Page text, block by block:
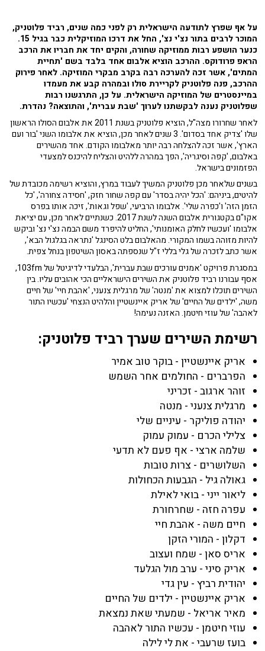
על אף שפרץ לתודעה הישראלית רק לפני כמה שנים, רביד פלוטניק,
המוכר לרבים בתור נצ'י נצ', החל את דרכו המוזיקלית כבר בגיל 15.
כנער הושפע רבות ממוזיקה שחורה, והקים יחד את חבריו את הרכב
הראפ פרודוקס. ההרכב הוציא אלבום אחד בלבד בשם 'תחיית
המתים', אשר זכה להערכה רבה בקרב מבקרי המוזיקה. לאחר פירוק
ההרכב, פנה פלוטניק לקריירת סולו ובמהרה קבע את מעמדו
במיינסטרים של המוזיקה הישראלית. על כן, התרגשנו רבות
שפלוטניק נענה לבקשתנו לערוך 'שבת עברית', והתוצאה? נהדרת.
לאחר שחרורו מצה"ל, הוציא פלוטניק בשנת 2011 את אלבום הסולו הראשון
שלו 'צדיק אחד בסדום'. 3 שנים לאחר מכן, הוציא את אלבומו השני 'בור ועם
הארץ', אשר זכה להצלחה רבה יותר מאלבומו הקודם. אחד מהשירים
באלבום, 'קפה וסיגריה', הפך במהרה ללהיט והצליח להיכנס למצעדי
הפזמונים בישראל.
בשנים שלאחר מכן פלוטניק המשיך לעבוד במרץ, והוציא רשימה מכובדת של
להיטים, ביניהם: 'הכל יהיה בסדר' עם קפה שחור חזק, 'חסידה צחורה', 'כל
הזמן הזה' ו'כפרה שלי'. אלבומו הרביעי, 'שפל וגאות', זיכה אותו בפרס
אקו"ם בקטגורית אלבום השנה לשנת 2017. כשנתיים לאחר מכן, עם יציאת
אלבומו 'ועכשיו לחלק האומנותי', החליט להיפרד משם הבמה נצ'י נצ' וביקש
להיות מזוהה בשמו המקורי. מהאלבום בלט הסינגל 'נתראה בגלגול הבא',
אשר כתב לזכרה של גלי בללי ז"ל שנספתה באסון השיטפון בנחל צפית.
במסגרת פרויקט 'אמנים עורכים שבת עברית', הבלעדי לדיגיטל של 103fm,
אסף עבורנו רביד פלוטניק את השירים הישראליים הכי אהובים עליו. בין
השירים תוכלו למצוא את 'מנטה' של מרגלית צנעני, 'אהבת חיי' של חיים
משה, 'ילדים של החיים' של אריק איינשטיין והלהיט הנצחי 'עכשיו התור
לאהבה' של עוזי חיטמן. האזנה נעימה!
רשימת השירים שערך רביד פלוטניק:
אריק איינשטיין - בוקר טוב אמיר
הפרברים - החולמים אחר השמש
זוהר ארגוב - זכריני
מרגלית צנעני - מנטה
יהודה פוליקר - עיניים שלי
צלילי הכרם - עמוק עמוק
שלמה ארצי - אף פעם לא תדעי
השלושרים - צרות טובות
גאולה גיל - הגבעות הכחולות
ליאור ייני - בואי לאילת
עפרה חזה - שחרחורת
חיים משה - אהבת חיי
דקלון - המורי הזקן
אריס סאן - שמח ועצוב
אריק סיני - ערב מול הגלעד
יהודית רביץ - עין גדי
אריק איינשטיין - ילדים של החיים
מאיר אריאל - שמעתי שאת נמצאת
עוזי חיטמן - עכשיו התור לאהבה
בועז שרעבי - את לי לילה